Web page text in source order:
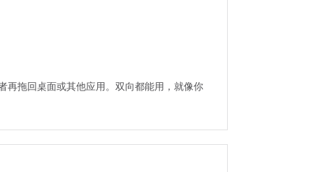
再拖回桌面或其他应用。双向都能用，就像你